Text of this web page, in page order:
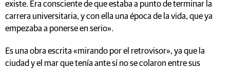
empezaba a ponerse en serio».
Es una obra escrita «mirando por el retrovisor», ya que la
ciudad y el mar que tenía ante sí no se colaron entre sus
páginas, donde el protagonismo recae en laribera del